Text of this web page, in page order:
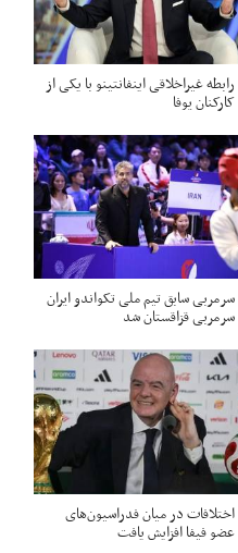
رابطه غیراخلاقی اینفانتینو با یکی از
کارکنان یوفا
سرمربی سابق تیم ملی تکواندو ایران
سرمربی قزاقستان شد
اختلافات در میان فدراسیون‌های
عضو فیفا افزایش یافت